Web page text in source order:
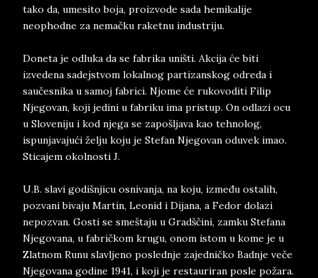
tako da, umesito boja, proizvode sada hemikalije
neophodne za nemačku raketnu industriju.
Doneta je odluka da se fabrika uništi. Akcija će biti
izvedena sadejstvom lokalnog partizanskog odreda i
saučesnika u samoj fabrici. Njome će rukovoditi Filip
Njegovan, koji jedini u fabriku ima pristup. On odlazi ocu
u Sloveniju i kod njega se zapošljava kao tehnolog,
ispunjavajući želju koju je Stefan Njegovan oduvek imao.
Sticajem okolnosti J.
U.B. slavi godišnjicu osnivanja, na koju, između ostalih,
pozvani bivaju Martin, Leonid i Dijana, a Fedor dolazi
nepozvan. Gosti se smeštaju u Gradščini, zamku Stefana
Njegovana, u fabričkom krugu, onom istom u kome je u
Zlatnom Runu slavljeno poslednje zajedničko Badnje veče
Njegovana godine 1941, i koji je restauriran posle požara.